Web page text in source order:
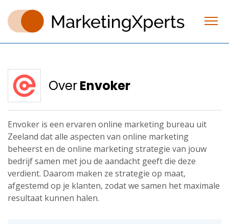
OverEnvoker
Envoker is een ervaren online marketing bureau uit
Zeeland dat alle aspecten van online marketing
beheerst en de online marketing strategie van jouw
bedrijf samen met jou de aandacht geeft die deze
verdient. Daarom maken ze strategie op maat,
afgestemd op je klanten, zodat we samen het maximale
resultaat kunnen halen.